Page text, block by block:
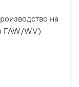
на
FAW/WV)